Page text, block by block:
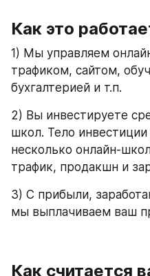
Как это
1) Мы управляем
трафиком, сайтом,
бухгалтерией и т.п.
2) Вы инвестируете
школ. Тело
несколько онлайн-
трафик, продакшн и
3) С прибыли,
мы выплачиваем ваш
Как считается